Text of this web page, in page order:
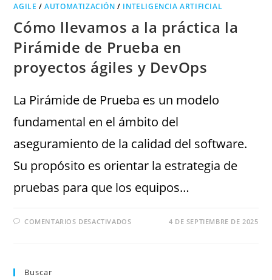
AGILE /AUTOMATIZACIÓN / INTELIGENCIA ARTIFICIAL
Cómo llevamos a la práctica la
Pirámide de Prueba en
proyectos ágiles y DevOps
La Pirámide de Prueba es un modelo
fundamental en el ámbito del
aseguramiento de la calidad del software.
Su propósito es orientar la estrategia de
pruebas para que los equipos…
COMENTARIOS DESACTIVADOS 4 DE SEPTIEMBRE DE 2025
Buscar